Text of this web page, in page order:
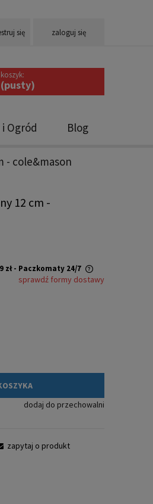
się zaloguj się
koszyk:
(pusty)
i Ogród Blog
- cole&mason
12 cm -
zł - Paczkomaty 24/7
sprawdź formy dostawy
dodaj do przechowalni
zapytaj o produkt